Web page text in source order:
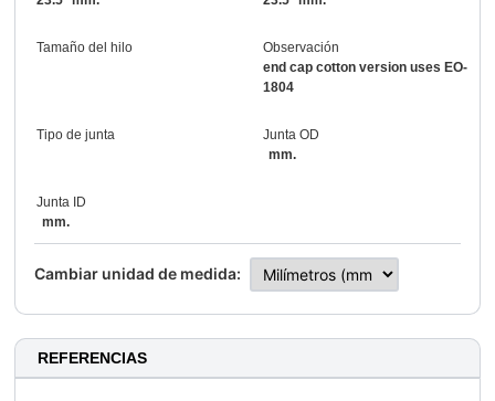
Tamaño del hilo
Observación
end cap cotton version uses EO-
1804
Tipo de junta
Junta OD
mm.
Junta ID
mm.
Cambiar unidad de medida:
REFERENCIAS